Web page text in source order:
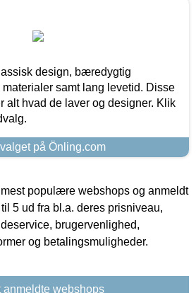
design, bæredygtig
samt lang levetid. Disse
alt hvad de laver og designer. Klik
på Önling.com
populære webshops og anmeldt
5 ud fra bl.a. deres prisniveau,
brugervenlighed,
og betalingsmuligheder.
anmeldte webshops